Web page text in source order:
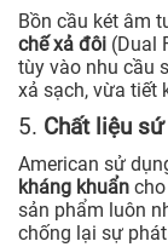
Bồn cầu két âm
chế xả đôi (Dual
tùy vào nhu cầu
xả sạch, vừa tiết
5. Chất liệu
American sử
kháng khuẩn
sản phẩm luôn
chống lại sự